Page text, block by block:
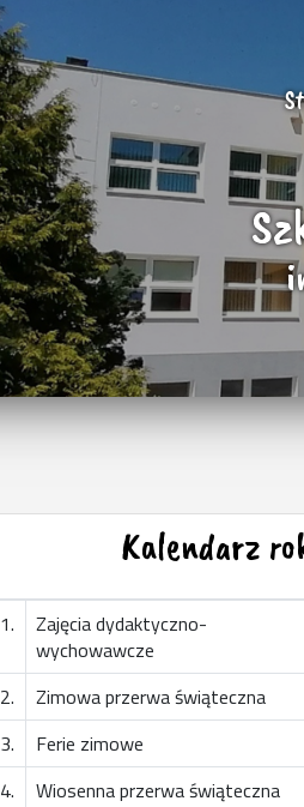
Kalendarz
1.
Zajęcia dydaktyczno-
wychowawcze
2. Zimowa przerwa świąteczna
3.
Ferie zimowe
4.
Wiosenna przerwa świąteczna